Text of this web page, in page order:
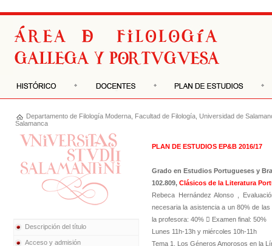
Departamento de Filología Moderna Facultad de Filología Universidad de
Salamanca
Descripción del título
Acceso y admisión
PLAN DE ESTUDIOS EP&B 2016/17
Grado en Estudios Portugueses y
102.809, Clásicos de la Literatura
Rebeca Hernández Alonso ,
necesaria la asistencia a un 80% de
la profesora: 40%  Examen final: 50%
Lunes 11h-13h y miércoles 10h-11h
Tema 1. Los Géneros Amorosos en la